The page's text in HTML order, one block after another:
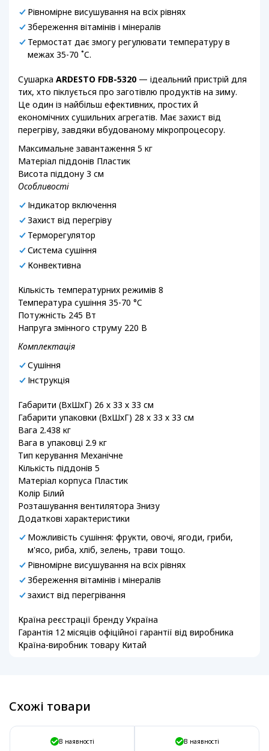
Рівномірне висушування на всіх рівнях
Збереження вітамінів і мінералів
Термостат дає змогу регулювати температуру в
межах 35-70 ˚C.
Сушарка ARDESTO FDB-5320 — ідеальний пристрій для
тих, хто піклується про заготівлю продуктів на зиму.
Це один із найбільш ефективних, простих й
економічних сушильних агрегатів. Має захист від
перегріву, завдяки вбудованому мікропроцесору.
Максимальне завантаження 5 кг
Матеріал піддонів Пластик
Висота піддону 3 см
Особливості
Індикатор включення
Захист від перегріву
Терморегулятор
Система сушіння
Конвективна
Кількість температурних режимів 8
Температура сушіння 35-70 °C
Потужність 245 Вт
Напруга змінного струму 220 В
Комплектація
Сушіння
Інструкція
Габарити (ВхШхГ) 26 х 33 х 33 см
Габарити упаковки (ВхШхГ) 28 х 33 х 33 см
Вага 2.438 кг
Вага в упаковці 2.9 кг
Тип керування Механічне
Кількість піддонів 5
Матеріал корпуса Пластик
Колір Білий
Розташування вентилятора Знизу
Додаткові характеристики
Можливість сушіння: фрукти, овочі, ягоди, гриби,
м'ясо, риба, хліб, зелень, трави тощо.
Рівномірне висушування на всіх рівнях
Збереження вітамінів і мінералів
захист від перегрівання
Країна реєстрації бренду Україна
Гарантія 12 місяців офіційної гарантії від виробника
Країна-виробник товару Китай
Схожі товари
В наявності В наявності